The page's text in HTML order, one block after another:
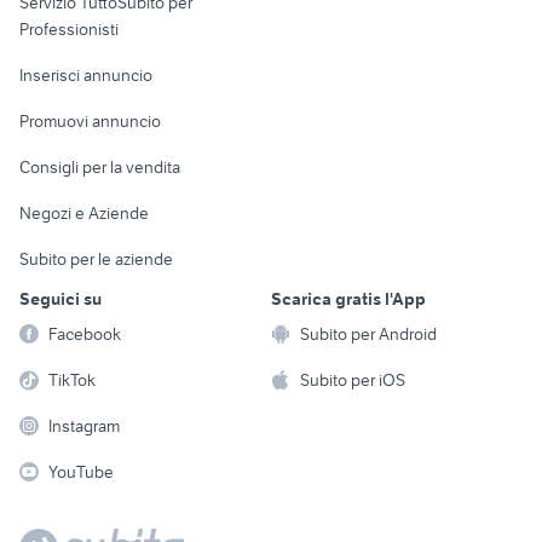
Informatica
Console e
Fotografia
Telefonia
Biciclette
Professionisti
Inserisci annuncio
Promuovi annuncio
Consigli per la vendita
Negozi e Aziende
Subito per le aziende
Seguici su
Facebook
TikTok
Instagram
YouTube
Scarica gratis l'App
Subito per Android
Subito per iOS